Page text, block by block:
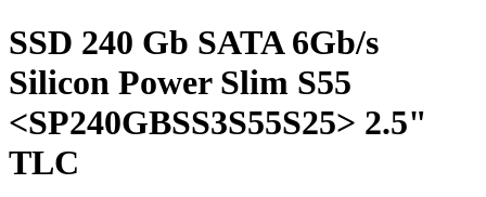
SSD 240 Gb SATA 6Gb/s
Silicon Power Slim S55
<SP240GBSS3S55S25> 2.5"
TLC